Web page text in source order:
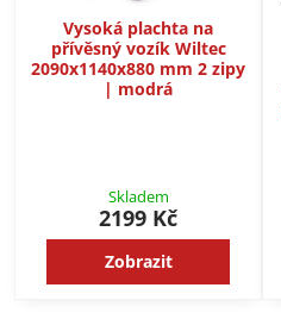
Vysoká plachta na
přívěsný vozík Wiltec
2090x1140x880 mm 2 zipy
| modrá
Skladem
2199 Kč
Zobrazit